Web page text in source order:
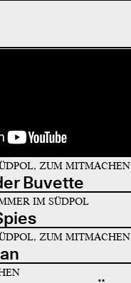
ZUM MITMACHEN
Buvette
IM SÜDPOL
ZUM MITMACHEN